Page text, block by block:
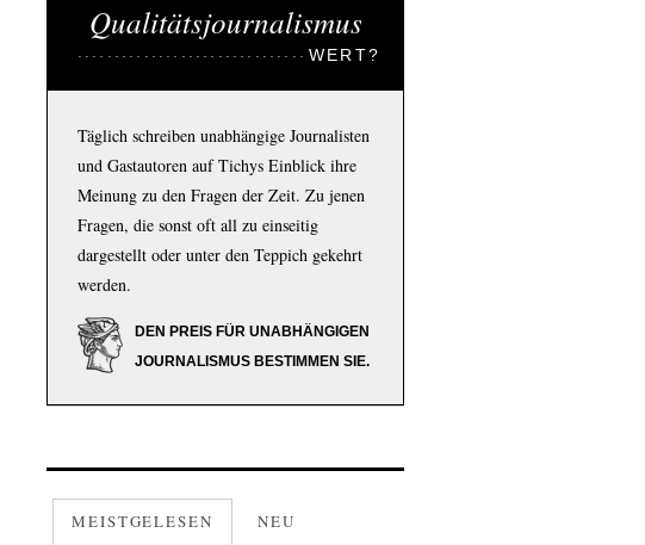
Qualitätsjournalismus
WERT?
Täglich schreiben unabhängige Journalisten
und Gastautoren auf Tichys Einblick ihre
Meinung zu den Fragen der Zeit. Zu jenen
Fragen, die sonst oft all zu einseitig
dargestellt oder unter den Teppich gekehrt
werden.
DEN PREIS FÜR UNABHÄNGIGEN
JOURNALISMUS BESTIMMEN SIE.
MEISTGELESEN NEU